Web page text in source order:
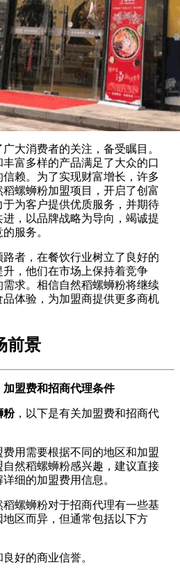
消费者的关注，备受瞩目。
富多样的产品满足了大众的口
赖。为了实现财富增长，许多
螺蛳粉加盟项目，开启了创富
为客户提供优质服务，并期待
，以品牌战略为导向，竭诚提
服务。
者，在餐饮行业树立了良好的
，他们在市场上保持着竞争
求。相信自然稻螺蛳粉将继续
体验，为加盟商提供更多商机
前景
盟费和招商代理条件
粉，以下是有关加盟费和招商代
用需要根据不同的地区和加盟
然稻螺蛳粉感兴趣，建议直接
细的加盟费用信息。
螺蛳粉对于招商代理有一些基
区而异，但通常包括以下方
好的商业信誉。